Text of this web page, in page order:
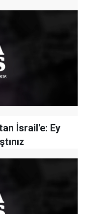
İsrail'e: Ey